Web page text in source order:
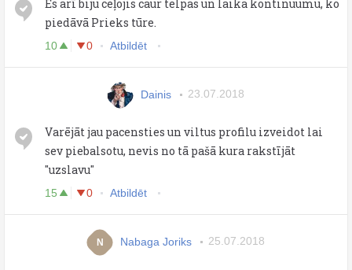
Es arī biju ceļojis caur telpas un laika kontinuumu, ko
piedāvā Prieks tūre.
10 0 Atbildēt
Dainis 23.07.2018
Varējāt jau pacensties un viltus profilu izveidot lai
sev piebalsotu, nevis no tā pašā kura rakstījāt
''uzslavu''
15 0 Atbildēt
N Nabaga Joriks 25.07.2018